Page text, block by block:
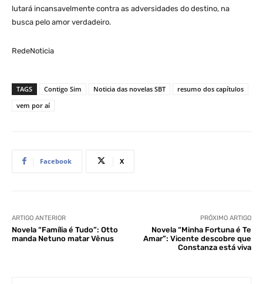
lutará incansavelmente contra as adversidades do destino, na
busca pelo amor verdadeiro.
RedeNoticia
TAGS Contigo Sim Noticia das novelas SBT
resumo dos capítulos
vem por aí
Facebook X
ARTIGO ANTERIOR
Novela “Família é Tudo”: Otto
manda Netuno matar Vênus
PRÓXIMO ARTIGO
Novela “Minha Fortuna é Te
Amar”: Vicente descobre que
Constanza está viva